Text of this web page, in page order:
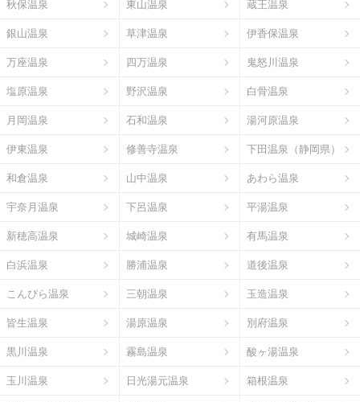
秋保温泉 東山温泉 蔵王温泉
銀山温泉 草津温泉 伊香保温泉
万座温泉 四万温泉 鬼怒川温泉
塩原温泉 野沢温泉 白骨温泉
月岡温泉 石和温泉 湯河原温泉
伊東温泉 修善寺温泉 下田温泉（静岡県）
和倉温泉 山中温泉 あわら温泉
宇奈月温泉 下呂温泉 平湯温泉
新穂高温泉 城崎温泉 有馬温泉
白浜温泉 勝浦温泉 道後温泉
こんぴら温泉 三朝温泉 玉造温泉
皆生温泉 湯原温泉 別府温泉
黒川温泉 霧島温泉 酸ヶ湯温泉
玉川温泉 日光湯元温泉 箱根温泉